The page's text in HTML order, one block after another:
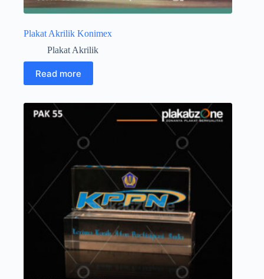
Plakat Akrilik Konimex
Plakat Akrilik
Read more